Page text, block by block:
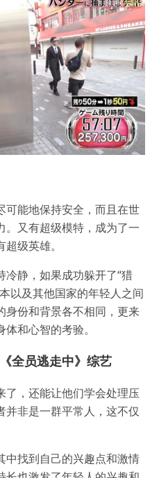
可能地保持安全，而且在世
。又有超级模特，成为了一
级英雄。
静，如果成功躲开了“猎
以及其他国家的年轻人之间
身份和背景各不相同，更来
和心智的考验。
全员逃走中》综艺
了，还能让他们学会处理压
并非是一群平常人，这不仅
中找到自己的兴趣点和激情